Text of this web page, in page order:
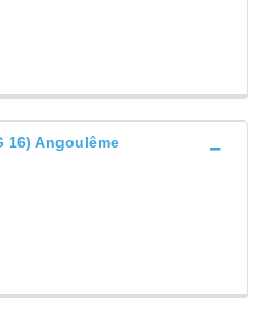
16) Angoulême